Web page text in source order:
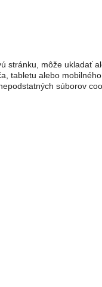
stránku, môže ukladať
tabletu alebo
súborov